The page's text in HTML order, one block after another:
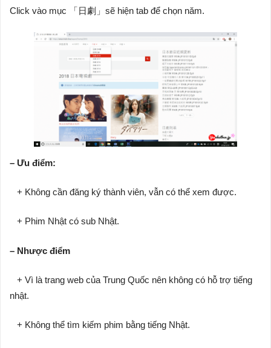
Click vào mục 「日劇」sẽ hiện tab để chọn năm.
– Ưu điểm:
+ Không cần đăng ký thành viên, vẫn có thể xem được.
+ Phim Nhật có sub Nhật.
– Nhược điểm
+ Vì là trang web của Trung Quốc nên không có hỗ trợ tiếng
nhật.
+ Không thể tìm kiếm phim bằng tiếng Nhật.